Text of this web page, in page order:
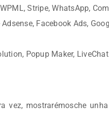
Stripe, WhatsApp,
Facebook Ads,
Popup Maker,
vez, mostrarémosche